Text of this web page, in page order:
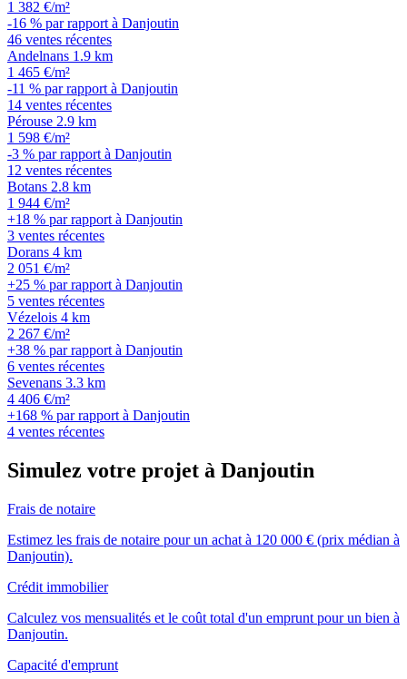
1 382 €/m²
-16 % par rapport à Danjoutin
46 ventes récentes
Andelnans 1.9 km
1 465 €/m²
-11 % par rapport à Danjoutin
14 ventes récentes
Pérouse 2.9 km
1 598 €/m²
-3 % par rapport à Danjoutin
12 ventes récentes
Botans 2.8 km
1 944 €/m²
+18 % par rapport à Danjoutin
3 ventes récentes
Dorans 4 km
2 051 €/m²
+25 % par rapport à Danjoutin
5 ventes récentes
Vézelois 4 km
2 267 €/m²
+38 % par rapport à Danjoutin
6 ventes récentes
Sevenans 3.3 km
4 406 €/m²
+168 % par rapport à Danjoutin
4 ventes récentes
Simulez votre projet à Danjoutin
Frais de notaire
Estimez les frais de notaire pour un achat à 120 000 € (prix médian à
Danjoutin).
Crédit immobilier
Calculez vos mensualités et le coût total d'un emprunt pour un bien à
Danjoutin.
Capacité d'emprunt